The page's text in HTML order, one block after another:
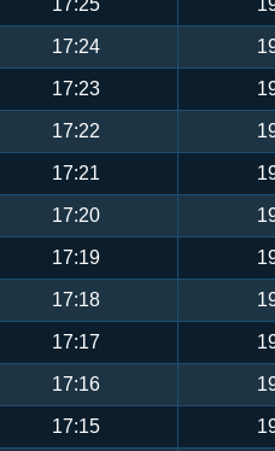
17:24
17:23
17:22
17:21
17:20
17:19
17:18
17:17
17:16
17:15